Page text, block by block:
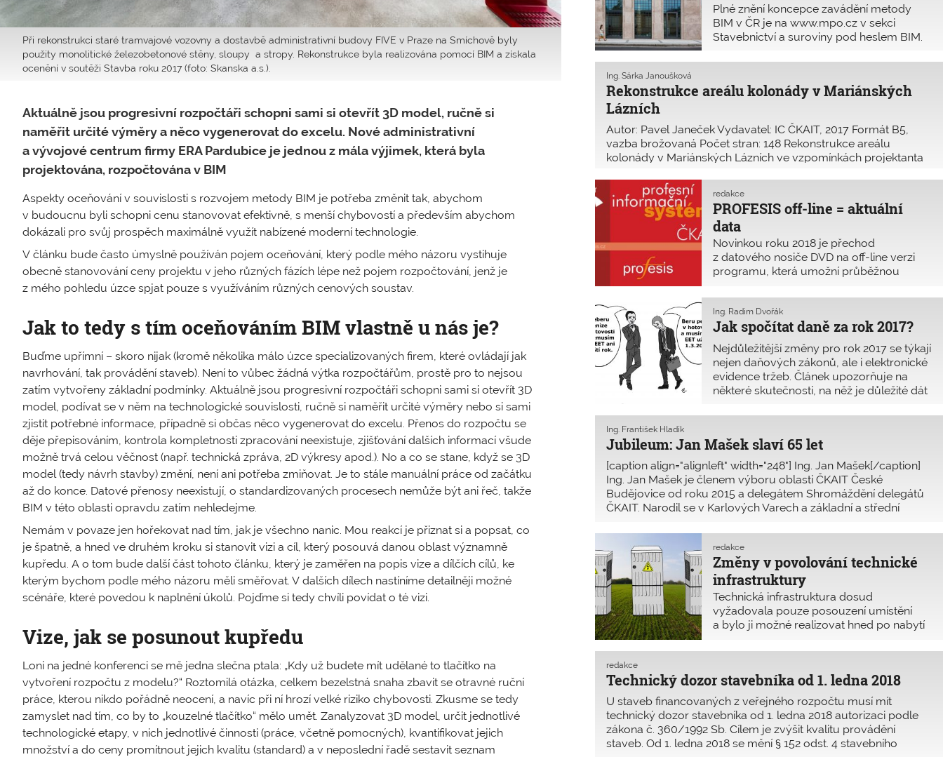
Při rekonstrukci staré tramvajové vozovny a dostavbě administrativní budovy FIVE v Praze na Smíchově byly
použity monolitické železobetonové stěny, sloupy a stropy. Rekonstrukce byla realizována pomocí BIM a získala
ocenění v soutěži Stavba roku 2017 (foto: Skanska a.s.).
Aktuálně jsou progresivní rozpočtáři schopni sami si otevřít 3D model, ručně si
naměřit určité výměry a něco vygenerovat do excelu. Nové administrativní
a vývojové centrum firmy ERA Pardubice je jednou z mála výjimek, která byla
projektována, rozpočtována v BIM
Aspekty oceňování v souvislosti s rozvojem metody BIM je potřeba změnit tak, abychom
v budoucnu byli schopni cenu stanovovat efektivně, s menší chybovostí a především abychom
dokázali pro svůj prospěch maximálně využít nabízené moderní technologie.
V článku bude často úmyslně používán pojem oceňování, který podle mého názoru vystihuje
obecně stanovování ceny projektu v jeho různých fázích lépe než pojem rozpočtování, jenž je
z mého pohledu úzce spjat pouze s využíváním různých cenových soustav.
Jak to tedy s tím oceňováním BIM vlastně u nás je?
Buďme upřímní – skoro nijak (kromě několika málo úzce specializovaných firem, které ovládají jak
navrhování, tak provádění staveb). Není to vůbec žádná výtka rozpočtářům, prostě pro to nejsou
zatím vytvořeny základní podmínky. Aktuálně jsou progresivní rozpočtáři schopni sami si otevřít 3D
model, podívat se v něm na technologické souvislosti, ručně si naměřit určité výměry nebo si sami
zjistit potřebné informace, případně si občas něco vygenerovat do excelu. Přenos do rozpočtu se
děje přepisováním, kontrola kompletnosti zpracování neexistuje, zjišťování dalších informací všude
možně trvá celou věčnost (např. technická zpráva, 2D výkresy apod.). No a co se stane, když se 3D
model (tedy návrh stavby) změní, není ani potřeba zmiňovat. Je to stále manuální práce od začátku
až do konce. Datové přenosy neexistují, o standardizovaných procesech nemůže být ani řeč, takže
BIM v této oblasti opravdu zatím nehledejme.
Nemám v povaze jen hořekovat nad tím, jak je všechno nanic. Mou reakcí je přiznat si a popsat, co
je špatně, a hned ve druhém kroku si stanovit vizi a cíl, který posouvá danou oblast významně
kupředu. A o tom bude další část tohoto článku, který je zaměřen na popis vize a dílčích cílů, ke
kterým bychom podle mého názoru měli směřovat. V dalších dílech nastíníme detailněji možné
scénáře, které povedou k naplnění úkolů. Pojďme si tedy chvíli povídat o té vizi.
Vize, jak se posunout kupředu
Loni na jedné konferenci se mě jedna slečna ptala: „Kdy už budete mít udělané to tlačítko na
vytvoření rozpočtu z modelu?“ Roztomilá otázka, celkem bezelstná snaha zbavit se otravné ruční
práce, kterou nikdo pořádně neocení, a navíc při ní hrozí velké riziko chybovosti. Zkusme se tedy
zamyslet nad tím, co by to „kouzelné tlačítko“ mělo umět. Zanalyzovat 3D model, určit jednotlivé
technologické etapy, v nich jednotlivé činnosti (práce, včetně pomocných), kvantifikovat jejich
množství a do ceny promítnout jejich kvalitu (standard) a v neposlední řadě sestavit seznam
již v mém životě, i paní Jiřičná přiznala
svou účast v takové soutěži v šedesátých
letech 20. století. Myslím, že není
ze soutěží na dostavbu Staroměstské
paní Jiřičné za úžasné odpoledne, ještě
krásná čeština a klid byly pro mne
balzámem. Tím více si uvědomuji, že
všichni ti podivní lidé, usilující o můj hlas
kterých si musíme vážit, jsou rodina
a přátelé.
2022
Plné znění koncepce zavádění metody
BIM v ČR je na www.mpo.cz v sekci
Stavebnictví a suroviny pod heslem BIM.
Rekonstrukce areálu kolonády v Mariánských
Lázních
Ing. Šárka Janoušková
Autor: Pavel Janeček Vydavatel: IC ČKAIT, 2017 Formát B5,
vazba brožovaná Počet stran: 148 Rekonstrukce areálu
kolonády v Mariánských Lázních ve vzpomínkách projektanta
pohledu, užité technologie a materiály,
PROFESIS off-line = aktuální
data
redakce
Novinkou roku 2018 je přechod
z datového nosiče DVD na off-line verzi
programu, která umožní průběžnou
Jak spočítat daně za rok 2017?
Ing. Radim Dvořák
Nejdůležitější změny pro rok 2017 se týkají
nejen daňových zákonů, ale i elektronické
evidence tržeb. Článek upozorňuje na
některé skutečnosti, na něž je důležité dát
Jubileum: Jan Mašek slaví 65 let
Ing. František Hladík
[caption align="alignleft" width="248"] Ing. Jan ­Mašek[/caption]
Ing. Jan ­Mašek je členem výboru oblasti ČKAIT České
Budějovice od roku 2015 a delegátem Shromáždění delegátů
ČKAIT. Narodil se v Karlových Varech a základní a střední
Změny v povolování technické
infrastruktury
redakce
Technická infrastruktura dosud
vyžadovala pouze posouzení umístění
a bylo ji možné realizovat hned po nabytí
rozhodnutí, stavebník tedy nemusel mít
dokumentace. Novela stavebního zákona
přináší od 1. ledna 2018 změny v procesu
povolování technické infrastruktury podle
§ 103 odst. 1 písm. e) bodů 4 až 8.
Technický dozor stavebníka od 1. ledna 2018
redakce
U staveb financovaných z veřejného rozpočtu musí mít
technický dozor stavebníka od 1. ledna 2018 autorizaci podle
zákona č. 360/1992 Sb. Cílem je zvýšit kvalitu provádění
staveb. Od 1. ledna 2018 se mění § 152 odst. 4 stavebního